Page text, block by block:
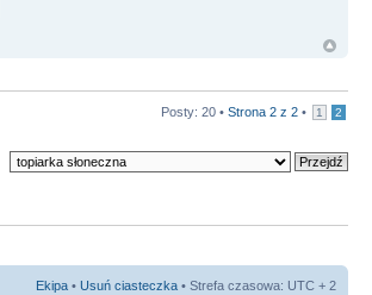
Posty: 20 • Strona 2 z 2 • 1 2
Ekipa • Usuń ciasteczka • Strefa czasowa: UTC + 2